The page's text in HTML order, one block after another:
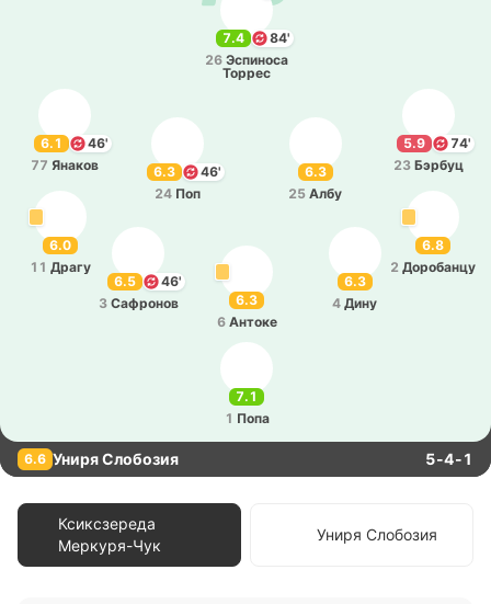
7.1
1 Попа
6.0
11 Драгу
6.3
6 Антоке
6.3
4 Дину
6.8
2 До­ро­ба­нцу
6.5
46'
3 Са­фро­нов
6.1
46'
77 Янаков
6.3
25 Албу
5.9
74'
23 Бэрбуц
6.3
46'
24 Поп
7.4
84'
26 Эспи­но­са
Торрес
6.6 Униря Слобозия 5-4-1
Ксиксзереда
Меркуря-Чук
Униря Слобозия